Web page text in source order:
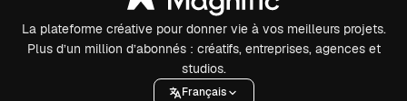
La plateforme créative pour donner vie à vos meilleurs projets.
Plus d’un million d’abonnés : créatifs, entreprises, agences et
studios.
Français